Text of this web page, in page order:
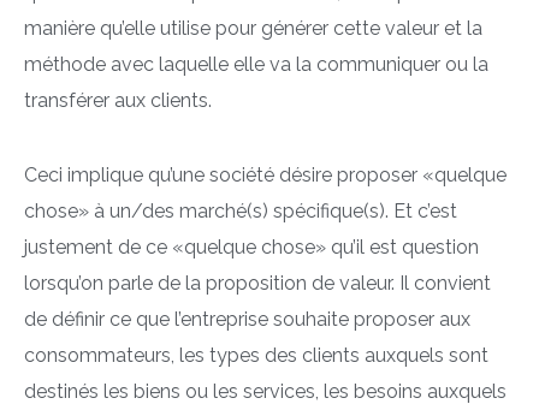
manière qu’elle utilise pour générer cette valeur et la
méthode avec laquelle elle va la communiquer ou la
transférer aux clients.
Ceci implique qu’une société désire proposer «quelque
chose» à un/des marché(s) spécifique(s). Et c’est
justement de ce «quelque chose» qu’il est question
lorsqu’on parle de la proposition de valeur. Il convient
de définir ce que l’entreprise souhaite proposer aux
consommateurs, les types des clients auxquels sont
destinés les biens ou les services, les besoins auxquels